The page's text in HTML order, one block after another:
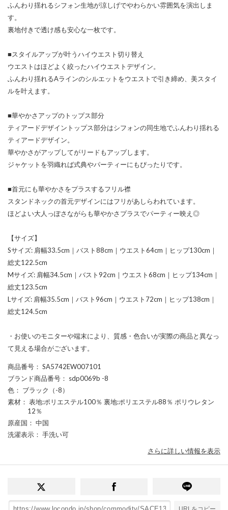
ふんわり揺れるシフォン生地が涼しげでやわらかい雰囲気を演出しま
す。
裏地付きで透け感も安心な一枚です。
■スタイルアップが叶うハイウエスト切り替え
ウエストはほどよく絞ったハイウエストデザイン。
ふんわり揺れるAラインのシルエットをウエストで引き締め、美スタイ
ルを叶えます。
■華やかさアップのトップス部分
ティアードデザイントップス部分はシフォンの同生地でふんわり揺れる
ティアードデザイン。
華やかさがアップしてがリードもアップします。
ジャケットを羽織れば式典やパーティーにもぴったりです。
■首元にも華やかさをプラスするフリル襟
スタンドネックの首元デザインにはフリがあしらわれています。
ほどよい大人っぽさながらも華やかさプラスでパーティー映え◎
【サイズ】
Sサイズ: 肩幅33.5cm｜バスト88cm｜ウエスト64cm｜ヒップ130cm｜
総丈122.5cm
Mサイズ: 肩幅34.5cm｜バスト92cm｜ウエスト68cm｜ヒップ134cm｜
総丈123.5cm
Lサイズ: 肩幅35.5cm｜バスト96cm｜ウエスト72cm｜ヒップ138cm｜
総丈124.5cm
・お使いのモニターや端末により、質感・色合いが実際の商品と異なっ
て見える場合がございます。
商品番号 ： SA5742EW007101
ブランド商品番号 ： sdp0069b -8
色 ： ブラック（-8）
素材 ： 表地:ポリエステル100％ 裏地:ポリエステル88％ ポリウレタン
12％
原産国 ： 中国
洗濯表示 ： 手洗い可
さらに詳しい情報を表示